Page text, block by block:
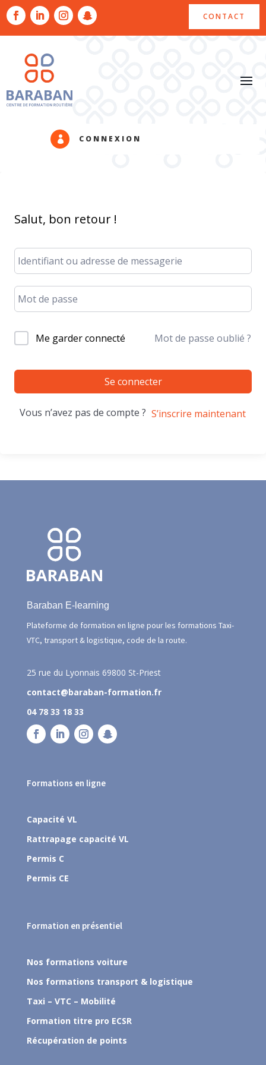
CONTACT
 CONNEXION
Salut, bon retour !
Me garder connecté Mot de passe oublié ?
Se connecter
Vous n’avez pas de compte ? S’inscrire maintenant
Baraban E-learning
Plateforme de formation en ligne pour les formations Taxi-
VTC, transport & logistique, code de la route.
25 rue du Lyonnais 69800 St-Priest
contact@baraban-formation.fr
04 78 33 18 33
Formations en ligne
Capacité VL
Rattrapage capacité VL
Permis C
Permis CE
Formation en présentiel
Nos formations voiture
Nos formations transport & logistique
Taxi – VTC – Mobilité
Formation titre pro ECSR
Récupération de points